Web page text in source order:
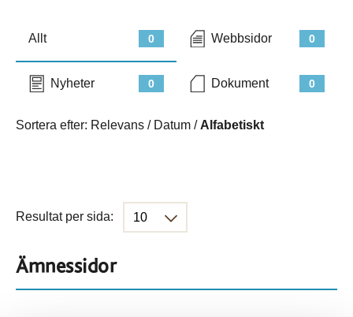
0
Allt 0
Webbsidor
0
Nyheter 0
Dokument
Sortera efter: Relevans / Datum / Alfabetiskt
Resultat per sida:
Ämnessidor